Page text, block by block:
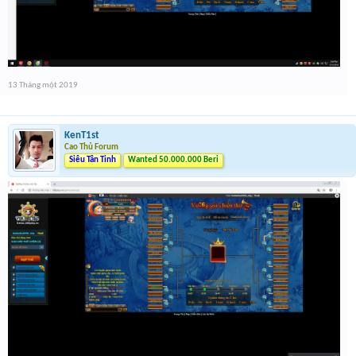
13 Tháng một 2019
KenT1st
Cao Thủ Forum
Siêu Tân Tinh
Wanted 50.000.000 Beri